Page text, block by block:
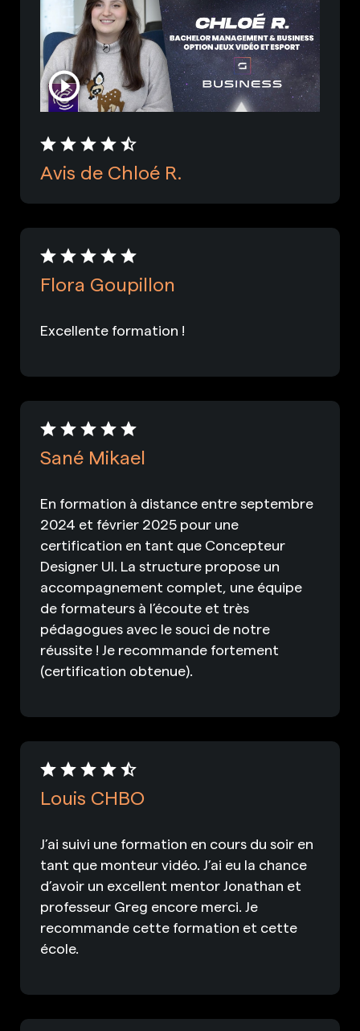
Avis de Chloé R.
Flora Goupillon
Excellente formation !
Sané Mikael
En formation à distance entre septembre
2024 et février 2025 pour une
certification en tant que Concepteur
Designer UI. La structure propose un
accompagnement complet, une équipe
de formateurs à l’écoute et très
pédagogues avec le souci de notre
réussite ! Je recommande fortement
(certification obtenue).
Louis CHBO
J’ai suivi une formation en cours du soir en
tant que monteur vidéo. J’ai eu la chance
d’avoir un excellent mentor Jonathan et
professeur Greg encore merci. Je
recommande cette formation et cette
école.